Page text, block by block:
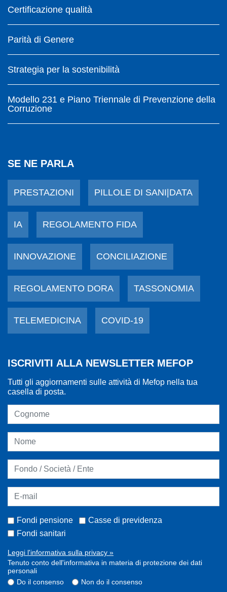
Certificazione qualità
Parità di Genere
Strategia per la sostenibilità
Modello 231 e Piano Triennale di Prevenzione della
Corruzione
SE NE PARLA
PRESTAZIONI PILLOLE DI SANI|DATA
IA REGOLAMENTO FIDA
INNOVAZIONE CONCILIAZIONE
REGOLAMENTO DORA TASSONOMIA
TELEMEDICINA COVID-19
ISCRIVITI ALLA NEWSLETTER MEFOP
Tutti gli aggiornamenti sulle attività di Mefop nella tua
casella di posta.
Fondi pensione
Casse di previdenza
Fondi sanitari
Leggi l'informativa sulla privacy »
Tenuto conto dell'informativa in materia di protezione dei dati
personali
Do il consenso
Non do il consenso